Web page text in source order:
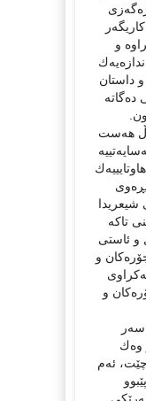
و
داستان
دەگاتە
هەست
شیعریدا
تاكە
و ئاستی
و
و
وەك
ئەم